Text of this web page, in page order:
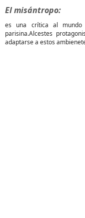
El misántropo:
es una crítica al
parisina.Alcestes
adaptarse a estos